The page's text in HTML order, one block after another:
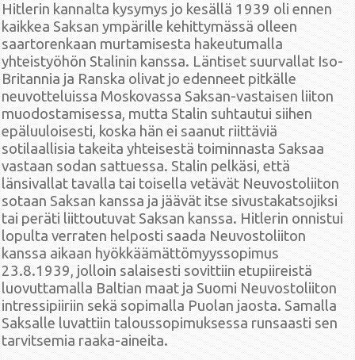
Hitlerin kannalta kysymys jo kesällä 1939 oli ennen
kaikkea Saksan ympärille kehittymässä olleen
saartorenkaan murtamisesta hakeutumalla
yhteistyöhön Stalinin kanssa. Läntiset suurvallat Iso-
Britannia ja Ranska olivat jo edenneet pitkälle
neuvotteluissa Moskovassa Saksan-vastaisen liiton
muodostamisessa, mutta Stalin suhtautui siihen
epäluuloisesti, koska hän ei saanut riittäviä
sotilaallisia takeita yhteisestä toiminnasta Saksaa
vastaan sodan sattuessa. Stalin pelkäsi, että
länsivallat tavalla tai toisella vetävät Neuvostoliiton
sotaan Saksan kanssa ja jäävät itse sivustakatsojiksi
tai peräti liittoutuvat Saksan kanssa. Hitlerin onnistui
lopulta verraten helposti saada Neuvostoliiton
kanssa aikaan hyökkäämättömyyssopimus
23.8.1939, jolloin salaisesti sovittiin etupiireistä
luovuttamalla Baltian maat ja Suomi Neuvostoliiton
intressipiiriin sekä sopimalla Puolan jaosta. Samalla
Saksalle luvattiin taloussopimuksessa runsaasti sen
tarvitsemia raaka-aineita.